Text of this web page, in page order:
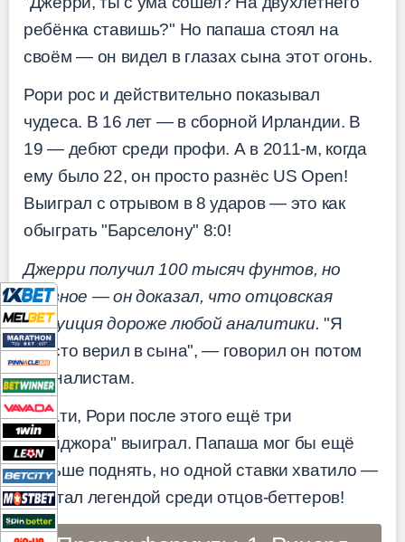
ребёнка ставишь?" Но папаша стоял на
своём — он видел в глазах сына этот огонь.
Рори рос и действительно показывал
чудеса. В 16 лет — в сборной Ирландии. В
19 — дебют среди профи. А в 2011-м, когда
ему было 22, он просто разнёс US Open!
Выиграл с отрывом в 8 ударов — это как
обыграть "Барселону" 8:0!
Джерри получил 100 тысяч фунтов, но
главное — он доказал, что отцовская
интуиция дороже любой аналитики. "Я
просто верил в сына", — говорил он потом
журналистам.
Кстати, Рори после этого ещё три
"мейджора" выиграл. Папаша мог бы ещё
больше поднять, но одной ставки хватило —
он стал легендой среди отцов-беттеров!